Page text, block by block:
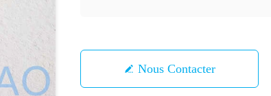
Nous Contacter